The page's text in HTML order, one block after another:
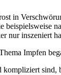
in
beispielsweise
nur
Impfen